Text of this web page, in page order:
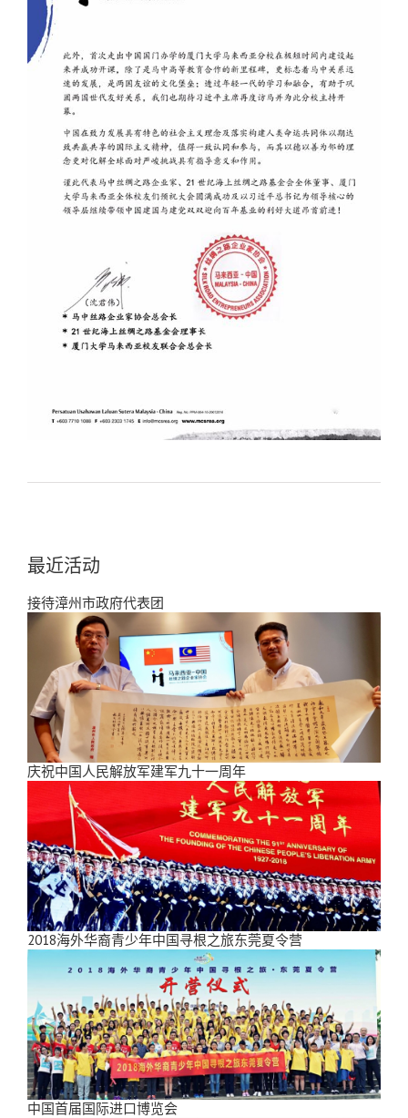
最近活动
接待漳州市政府代表团
庆祝中国人民解放军建军九十一周年
2018海外华裔青少年中国寻根之旅东莞夏令营
中国首届国际进口博览会